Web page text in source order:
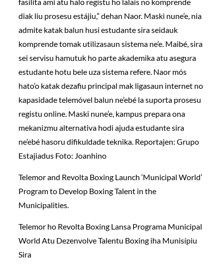
diak liu prosesu estájiu,” dehan Naor. Maski nune’e, nia
admite katak balun husi estudante sira seidauk
komprende tomak utilizasaun sistema ne’e. Maibé, sira
sei servisu hamutuk ho parte akademika atu asegura
estudante hotu bele uza sistema refere. Naor mós
hato’o katak dezafiu principal mak ligasaun internet no
kapasidade telemóvel balun ne’ebé la suporta prosesu
registu online. Maski nune’e, kampus prepara ona
mekanizmu alternativa hodi ajuda estudante sira
ne’ebé hasoru difikuldade teknika. Reportajen: Grupo
Estajiadus Foto: Joanhino
Telemor and Revolta Boxing Launch ‘Municipal World’
Program to Develop Boxing Talent in the
Municipalities.
Telemor ho Revolta Boxing Lansa Programa Municipal
World Atu Dezenvolve Talentu Boxing iha Munisípiu
Sira